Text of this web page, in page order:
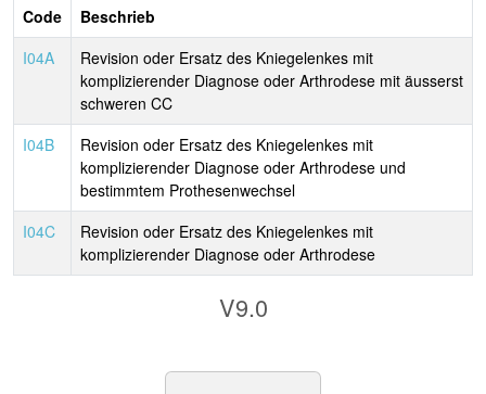
Code
Beschrieb
I04A
Revision oder Ersatz des Kniegelenkes mit
komplizierender Diagnose oder Arthrodese mit äusserst
schweren CC
I04B
Revision oder Ersatz des Kniegelenkes mit
komplizierender Diagnose oder Arthrodese und
bestimmtem Prothesenwechsel
I04C
Revision oder Ersatz des Kniegelenkes mit
komplizierender Diagnose oder Arthrodese
V9.0